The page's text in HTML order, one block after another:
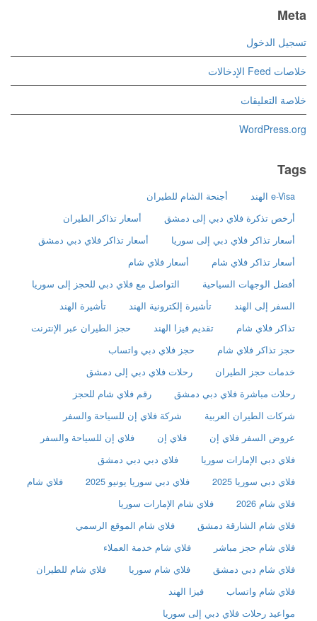
Meta
تسجيل الدخول
خلاصات Feed الإدخالات
خلاصة التعليقات
WordPress.org
Tags
e-Visa الهند
أجنحة الشام للطيران
أرخص تذكرة فلاي دبي إلى دمشق
أسعار تذاكر الطيران
أسعار تذاكر فلاي دبي إلى سوريا
أسعار تذاكر فلاي دبي دمشق
أسعار تذاكر فلاي شام
أسعار فلاي شام
أفضل الوجهات السياحية
التواصل مع فلاي دبي للحجز إلى سوريا
السفر إلى الهند
تأشيرة إلكترونية الهند
تأشيرة الهند
تذاكر فلاي شام
تقديم فيزا الهند
حجز الطيران عبر الإنترنت
حجز تذاكر فلاي شام
حجز فلاي دبي واتساب
خدمات حجز الطيران
رحلات فلاي دبي إلى دمشق
رحلات مباشرة فلاي دبي دمشق
رقم فلاي شام للحجز
شركات الطيران العربية
شركة فلاي إن للسياحة والسفر
عروض السفر فلاي إن
فلاي إن
فلاي إن للسياحة والسفر
فلاي دبي الإمارات سوريا
فلاي دبي دبي دمشق
فلاي دبي سوريا 2025
فلاي دبي سوريا يونيو 2025
فلاي شام
فلاي شام 2026
فلاي شام الإمارات سوريا
فلاي شام الشارقة دمشق
فلاي شام الموقع الرسمي
فلاي شام حجز مباشر
فلاي شام خدمة العملاء
فلاي شام دبي دمشق
فلاي شام سوريا
فلاي شام للطيران
فلاي شام واتساب
فيزا الهند
مواعيد رحلات فلاي دبي إلى سوريا